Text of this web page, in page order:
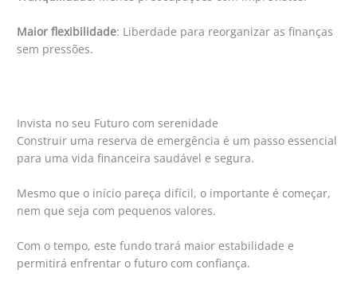
Maior flexibilidade: Liberdade para reorganizar as finanças
sem pressões.
Invista no seu Futuro com serenidade
Construir uma reserva de emergência é um passo essencial
para uma vida financeira saudável e segura.
Mesmo que o início pareça difícil, o importante é começar,
nem que seja com pequenos valores.
Com o tempo, este fundo trará maior estabilidade e
permitirá enfrentar o futuro com confiança.